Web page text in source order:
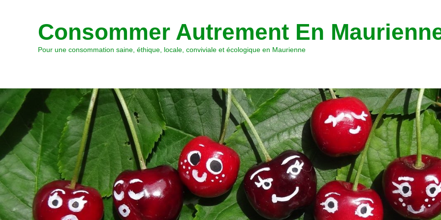
Consommer Autrement En
Pour une consommation saine, éthique, locale, conviviale et écologique en Maurienne